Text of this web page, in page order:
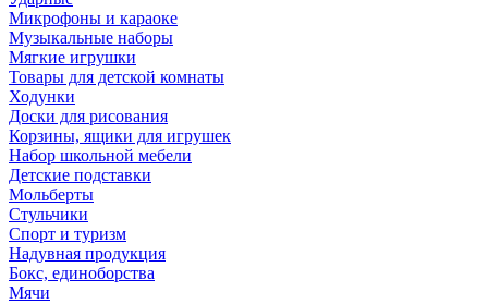
Микрофоны и караоке
Музыкальные наборы
Мягкие игрушки
Товары для детской комнаты
Ходунки
Доски для рисования
Корзины, ящики для игрушек
Набор школьной мебели
Детские подставки
Мольберты
Стульчики
Спорт и туризм
Надувная продукция
Бокс, единоборства
Мячи